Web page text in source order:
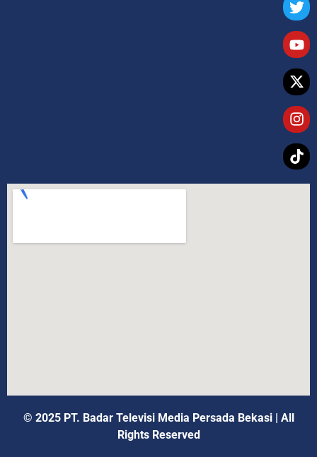
© 2025 PT. Badar Televisi Media Persada Bekasi
All
Rights Reserved